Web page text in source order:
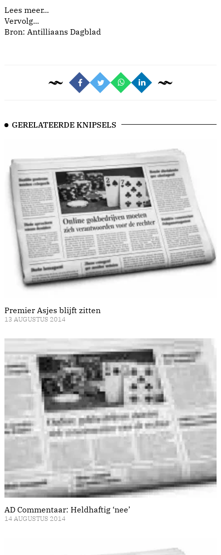
Lees meer...
Vervolg...
Bron: Antilliaans Dagblad
GERELATEERDE KNIPSELS
Premier Asjes blijft zitten
13 AUGUSTUS 2014
AD Commentaar: Heldhaftig ‘nee’
14 AUGUSTUS 2014